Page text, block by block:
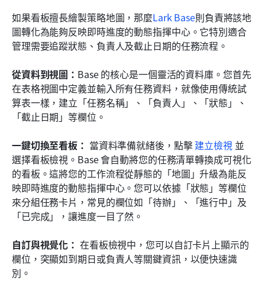
如果看板擅長繪製策略地圖，那麼Lark Base則負責將該地
圖轉化為能夠反映即時進度的動態指揮中心。它特別適合
管理需要追蹤狀態、負責人及截止日期的任務流程。
從資料到視圖： Base 的核心是一個靈活的資料庫。您首先
在表格視圖中定義並輸入所有任務資料，就像使用傳統試
算表一樣，建立「任務名稱」、「負責人」、「狀態」、
「截止日期」等欄位。
一鍵切換至看板： 當資料準備就緒後，點擊 建立檢視 並
選擇看板檢視。Base 會自動將您的任務清單轉換成可視化
的看板。這將您的工作流程從靜態的「地圖」升級為能反
映即時進度的動態指揮中心。您可以依據「狀態」等欄位
來分組任務卡片，常見的欄位如「待辦」、「進行中」及
「已完成」，讓進度一目了然。
自訂與視覺化： 在看板檢視中，您可以自訂卡片上顯示的
欄位，突顯如到期日或負責人等關鍵資訊，以便快速識
別。